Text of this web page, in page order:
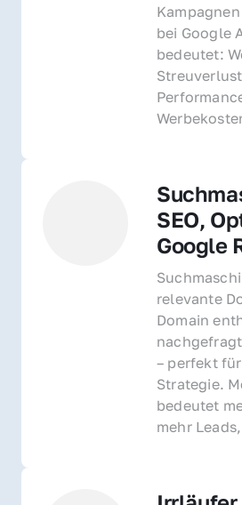
bei Google
bedeutet:
SEO,
Google
relevante
Domain
– perfekt
Strategie.
bedeutet
mehr